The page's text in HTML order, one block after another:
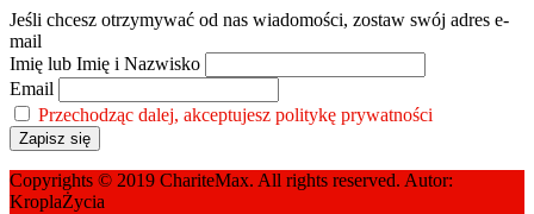
Jeśli chcesz otrzymywać od nas wiadomości, zostaw swój adres e-
mail
Imię lub Imię i Nazwisko
Email
Przechodząc dalej, akceptujesz politykę prywatności
Copyrights © 2019 ChariteMax. All rights reserved. Autor:
KroplaŻycia